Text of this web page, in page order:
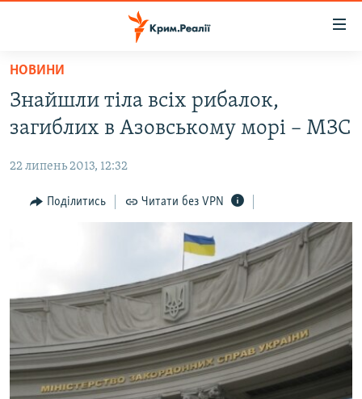
Перейти
основного
матеріалу
до
навігації
ВОДА.КРИМ
ПОЛІТИКА
БЛОГИ
ВСЕ ЗА ДЕНЬ
СПЕЦПРОЕКТИ
ДЕПОРТАЦІЯ
ВІДЕОУРОКИ «ELIFBE»
ЯК ОБІЙТИ БЛОКУВАННЯ
Русский
НОВИНИ
Знайшли тіла всіх рибалок,
загиблих в Азовському морі – МЗС
22 липень 2013, 12:32
Поділитись Читати без VPN